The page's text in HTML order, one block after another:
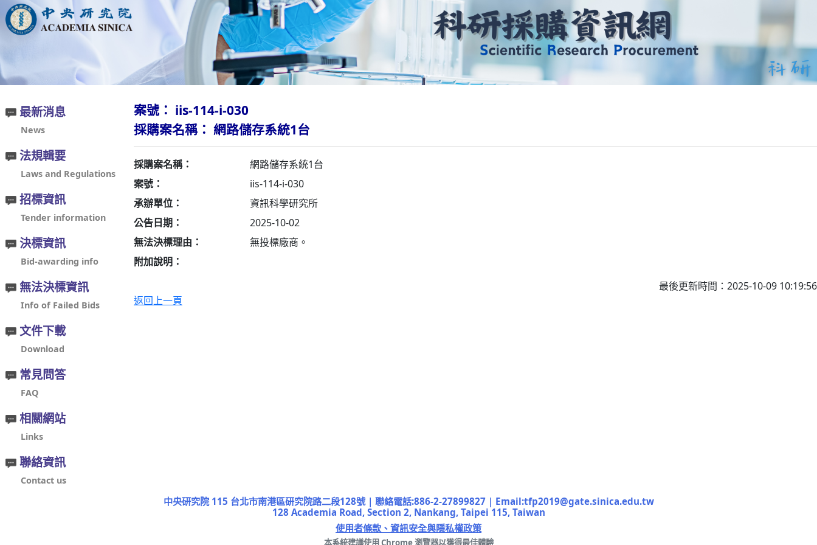
最新消息
News
法規輯要
Laws and Regulations
招標資訊
Tender information
決標資訊
Bid-awarding info
無法決標資訊
Info of Failed Bids
文件下載
Download
常見問答
FAQ
相關網站
Links
聯絡資訊
Contact us
案號： iis-114-i-030
採購案名稱： 網路儲存系統1台
採購案名稱：
網路儲存系統1台
案號：
iis-114-i-030
承辦單位：
資訊科學研究所
公告日期：
2025-10-02
無法決標理由：
無投標廠商。
附加說明：
最後更新時間：2025-10-09 10:19:56
返回上一頁
中央研究院 115 台北市南港區研究院路二段128號 | 聯絡電話:886-2-27899827 | Email:tfp2019@gate.sinica.edu.tw
128 Academia Road, Section 2, Nankang, Taipei 115, Taiwan
使用者條款、資訊安全與隱私權政策
本系統建議使用 Chrome 瀏覽器以獲得最佳體驗